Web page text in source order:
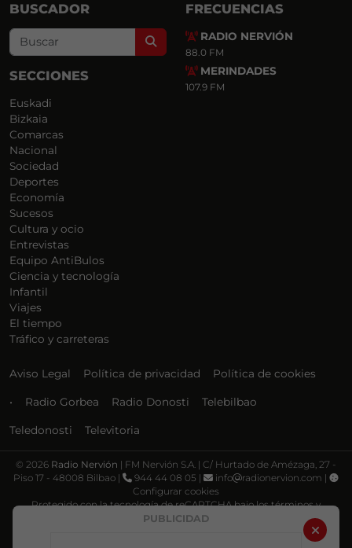
PUBLICIDAD
BUSCADOR
Search
SECCIONES
Euskadi
Bizkaia
Comarcas
Nacional
Sociedad
Deportes
Economía
Sucesos
Cultura y ocio
Entrevistas
Equipo AntiBulos
Ciencia y tecnología
Infantil
Viajes
El tiempo
Tráfico y carreteras
FRECUENCIAS
RADIO NERVIÓN
88.0 FM
MERINDADES
107.9 FM
Aviso Legal Política de privacidad Política de cookies
• Radio Gorbea Radio Donosti Telebilbao
Teledonosti Televitoria
© 2026 Radio Nervión | FM Nervión S.A. | C/ Hurtado de Amézaga, 27 -
Piso 17 - 48008 Bilbao |
944 44 08 05 | info
radionervion.com |
Configurar cookies
Protegido con la tecnología de reCAPTCHA bajo los términos y
Política de privacidad Términos de servicio